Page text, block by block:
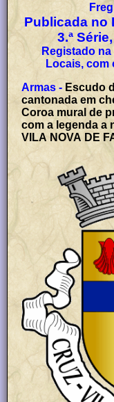
Publicada no
3.ª
Registado
Locais, com
Armas - Escudo
cantonada em
Coroa mural de
com a legenda a
VILA NOVA DE